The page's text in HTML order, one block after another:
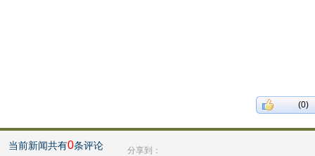
(0)
当前新闻共有0条评论 分享到：